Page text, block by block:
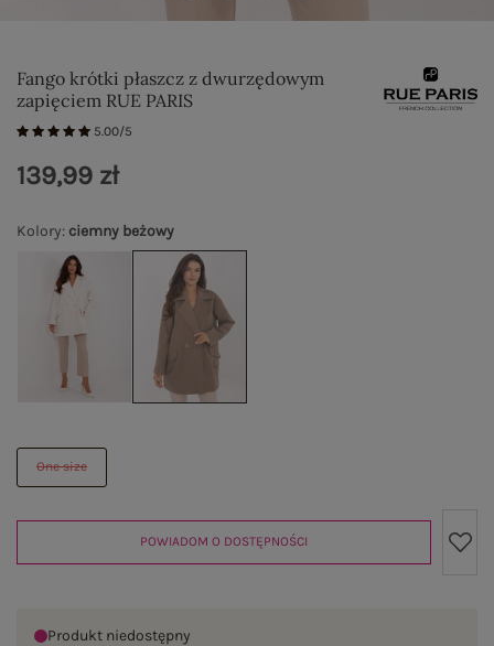
Fango krótki płaszcz z dwurzędowym
zapięciem RUE PARIS
5.00/5
Kolory: ciemny beżowy
One size
139,99 zł
POWIADOM O DOSTĘPNOŚCI
Produkt niedostępny